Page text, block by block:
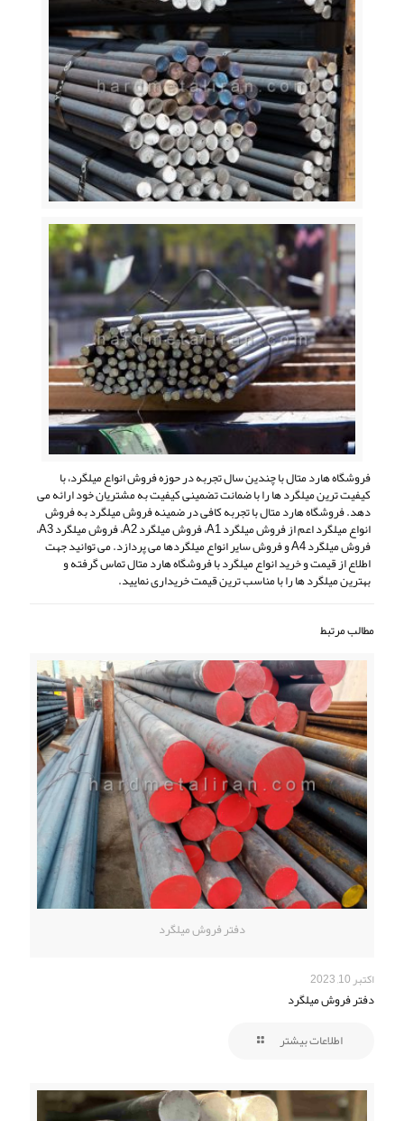
فروشگاه هارد متال با چندین سال تجربه در حوزه فروش انواع میلگرد، با
کیفیت ترین میلگرد ها را با ضمانت تضمینی کیفیت به مشتریان خود ارائه می
دهد. فروشگاه هارد متال با تجربه کافی در ضمینه فروش میلگرد به فروش
انواع میلگرد اعم از فروش میلگرد A1، فروش میلگرد A2، فروش میلگرد A3،
فروش میلگرد A4 و فروش سایر انواع میلگردها می پردازد. می توانید جهت
اطلاع از قیمت و خرید انواع میلگرد با فروشگاه هارد متال تماس گرفته و
بهترین میلگرد ها را با مناسب ترین قیمت خریداری نمایید.
مطالب مرتبط
دفتر فروش میلگرد
اکتبر 10, 2023
دفتر فروش میلگرد
اطلاعات بیشتر